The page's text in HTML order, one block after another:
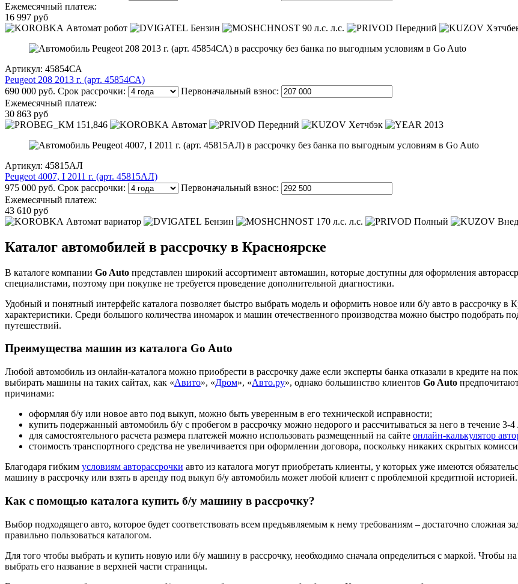
Ежемесячный платеж:
16 997 руб
Автомат робот
Бензин 90 л.с. л.с. Передний
Артикул: 45854СА
Peugeot 208 2013 г. (арт. 45854СА)
690 000 руб. Срок рассрочки:
Первоначальный взнос:
Ежемесячный платеж:
30 863 руб
151,846
Автомат Передний Хетчбэк 2013
Артикул: 45815АЛ
Peugeot 4007, I 2011 г. (арт. 45815АЛ)
975 000 руб. Срок рассрочки:
Первоначальный взнос:
Ежемесячный платеж:
43 610 руб
Автомат вариатор
Бензин 170 л.с. л.с. Полный
Каталог автомобилей в рассрочку в Красноярске
В каталоге компании Go Auto представлен широкий ассортимент автомашин, которые доступны для оформления
специалистами, поэтому при покупке не требуется проведение дополнительной диагностики.
Удобный и понятный интерфейс каталога позволяет быстро выбрать модель и оформить новое или б/у авто в рассрочку в
характеристики. Среди большого количества иномарок и машин отечественного производства можно быстро подобрать
путешествий.
Преимущества машин из каталога Go Auto
Любой автомобиль из онлайн-каталога можно приобрести в рассрочку даже если эксперты банка отказали в кредите на
выбирать машины на таких сайтах, как «Авито», «Дром», «Авто.ру», однако большинство клиентов Go Auto
причинами:
оформляя б/у или новое авто под выкуп, можно быть уверенным в его технической исправности;
купить подержанный автомобиль б/у с пробегом в рассрочку можно недорого и рассчитываться за него в течение 3-4
для самостоятельного расчета размера платежей можно использовать размещенный на сайте онлайн-калькулятор
стоимость транспортного средства не увеличивается при оформлении договора, поскольку никаких скрытых
Благодаря гибким условиям авторассрочки авто из каталога могут приобретать клиенты, у которых уже имеются
машину в рассрочку или взять в аренду под выкуп б/у автомобиль может любой клиент с проблемной кредитной историей.
Как с помощью каталога купить б/у машину в рассрочку?
Выбор подходящего авто, которое будет соответствовать всем предъявляемым к нему требованиям – достаточно сложная
правильно пользоваться каталогом.
Для того чтобы выбрать и купить новую или б/у машину в рассрочку, необходимо сначала определиться с маркой. Чтобы
выбрать его название в верхней части страницы.